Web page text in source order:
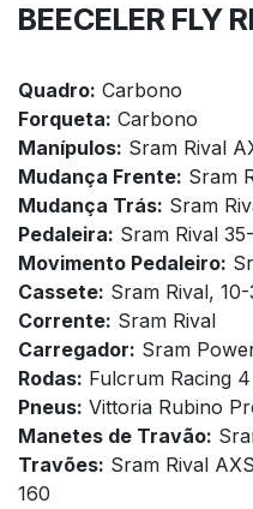
BEECELER FLY
Quadro: Carbono
Forqueta: Carbono
Manípulos: Sram Rival
Mudança Frente: Sram
Mudança Trás: Sram
Pedaleira: Sram Rival
Movimento Pedaleiro:
Cassete: Sram Rival,
Corrente: Sram Rival
Carregador: Sram
Rodas: Fulcrum Racing 4
Pneus: Vittoria Rubino
Manetes de Travão:
Travões: Sram Rival
160